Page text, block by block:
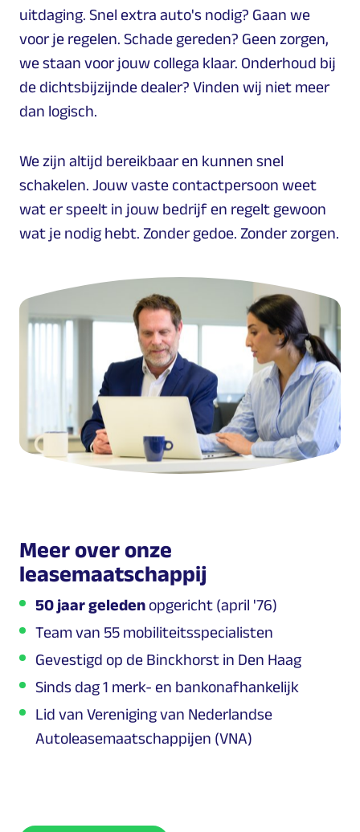
uitdaging. Snel extra auto's nodig? Gaan we
voor je regelen. Schade gereden? Geen zorgen,
we staan voor jouw collega klaar. Onderhoud bij
de dichtsbijzijnde dealer? Vinden wij niet meer
dan logisch.
We zijn altijd bereikbaar en kunnen snel
schakelen. Jouw vaste contactpersoon weet
wat er speelt in jouw bedrijf en regelt gewoon
wat je nodig hebt. Zonder gedoe. Zonder zorgen.
Meer over onze
leasemaatschappij
50 jaar geleden opgericht (april '76)
Team van 55 mobiliteitsspecialisten
Gevestigd op de Binckhorst in Den Haag
Sinds dag 1 merk- en bankonafhankelijk
Lid van Vereniging van Nederlandse
Autoleasemaatschappijen (VNA)